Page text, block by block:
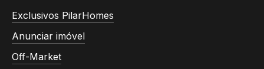
Exclusivos PilarHomes
Anunciar imóvel
Off-Market